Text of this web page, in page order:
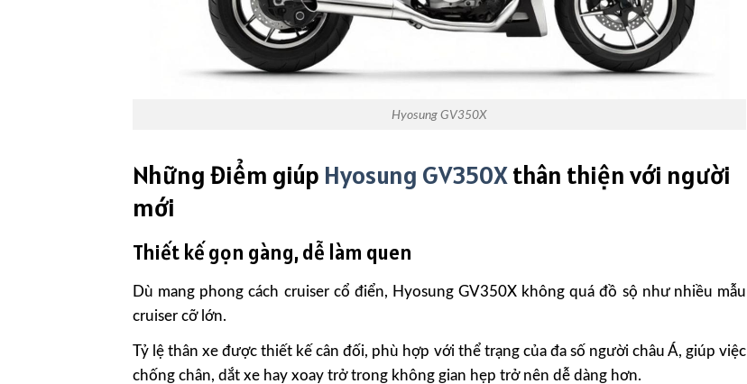
Hyosung GV350X
Những điểm giúp Hyosung GV350Xthân thiện với người
mới
Thiết kế gọn gàng, dễ làm quen
Dù mang phong cách cruiser cổ điển, Hyosung GV350X không quá đồ sộ như nhiều mẫu
cruiser cỡ lớn.
Tỷ lệ thân xe được thiết kế cân đối, phù hợp với thể trạng của đa số người châu Á, giúp việc
chống chân, dắt xe hay xoay trở trong không gian hẹp trở nên dễ dàng hơn.